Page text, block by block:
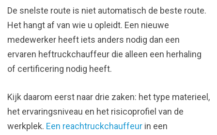
De snelste route is niet automatisch de beste route.
Het hangt af van wie u opleidt. Een nieuwe
medewerker heeft iets anders nodig dan een
ervaren heftruckchauffeur die alleen een herhaling
of certificering nodig heeft.
Kijk daarom eerst naar drie zaken: het type materieel,
het ervaringsniveau en het risicoprofiel van de
werkplek. Een reachtruckchauffeur in een